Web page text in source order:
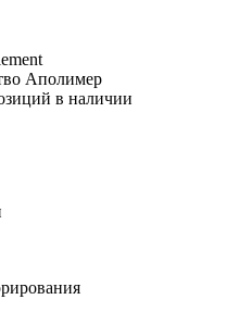
Аполимер
в наличии